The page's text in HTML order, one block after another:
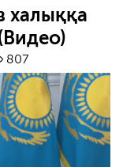
халыққа
807